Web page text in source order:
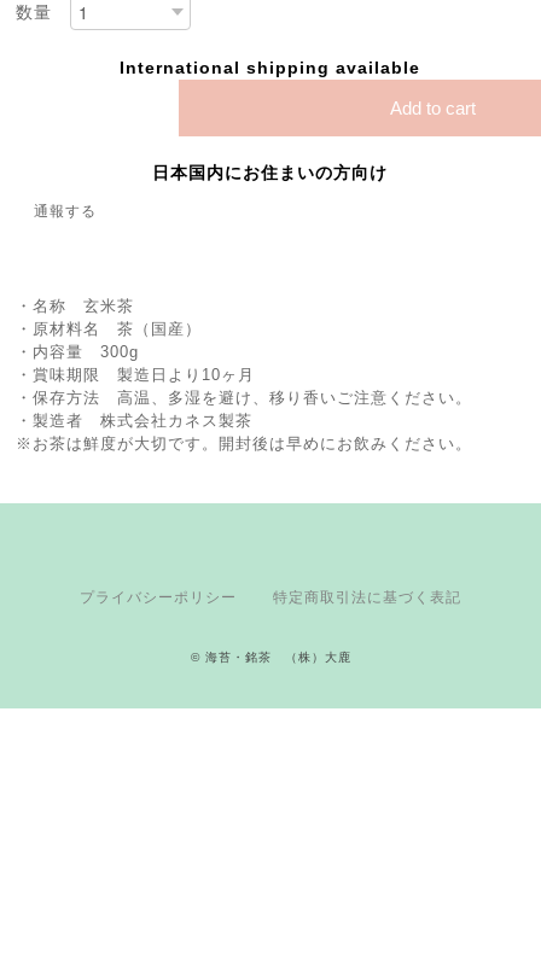
数量
International shipping available
Add to cart
日本国内にお住まいの方向け
通報する
・名称 玄米茶
・原材料名 茶（国産）
・内容量 300g
・賞味期限 製造日より10ヶ月
・保存方法 高温、多湿を避け、移り香いご注意ください。
・製造者 株式会社カネス製茶
※お茶は鮮度が大切です。開封後は早めにお飲みください。
プライバシーポリシー 特定商取引法に基づく表記
© 海苔・銘茶 （株）大鹿